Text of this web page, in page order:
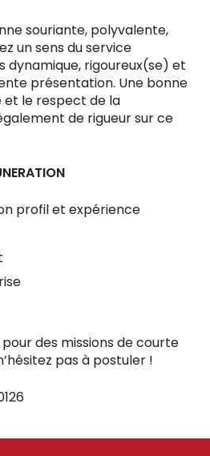
souriante, polyvalente,
un sens du service
dynamique, rigoureux(se) et
présentation. Une bonne
et le respect de la
de rigueur sur ce
profil et expérience
des missions de courte
pas à postuler !